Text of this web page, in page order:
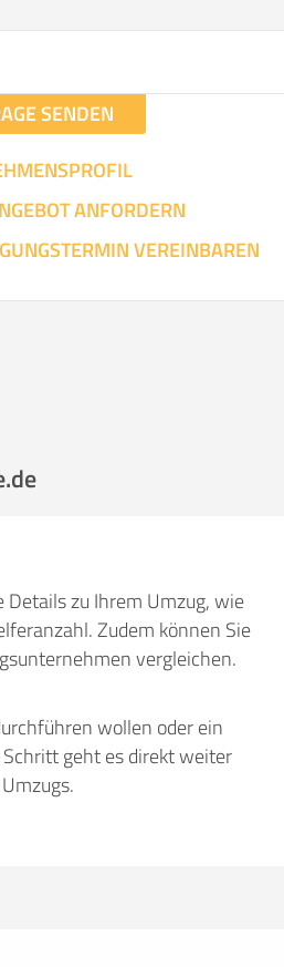
SENDEN
ANFORDERN
VEREINBAREN
zu Ihrem Umzug, wie
Zudem können Sie
vergleichen.
wollen oder ein
geht es direkt weiter